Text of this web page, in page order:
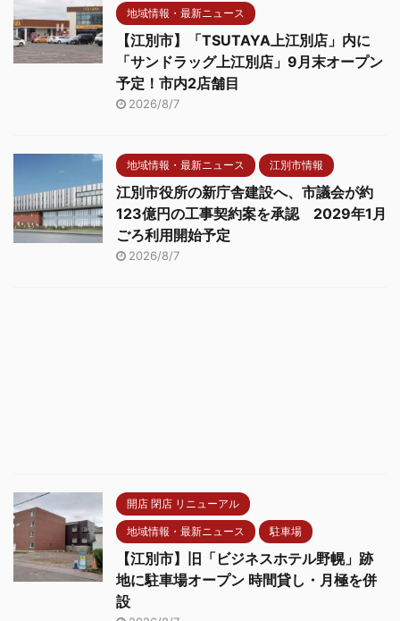
地域情報・最新ニュース
【江別市】「TSUTAYA上江別店」内に
「サンドラッグ上江別店」9月末オープン
予定！市内2店舗目
2026/8/7
地域情報・最新ニュース 江別市情報
江別市役所の新庁舎建設へ、市議会が約
123億円の工事契約案を承認 2029年1月
ごろ利用開始予定
2026/8/7
開店 閉店 リニューアル
地域情報・最新ニュース 駐車場
【江別市】旧「ビジネスホテル野幌」跡
地に駐車場オープン 時間貸し・月極を併
設